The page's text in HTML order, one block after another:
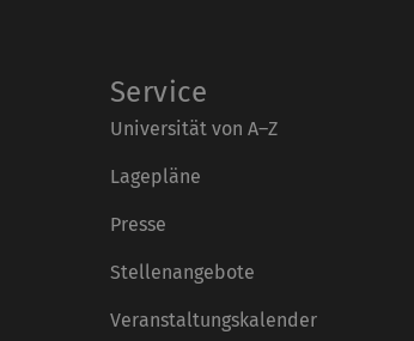
Service
Universität von A–Z
Lagepläne
Presse
Stellenangebote
Veranstaltungskalender